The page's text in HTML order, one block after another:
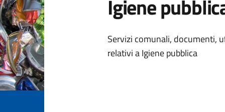
Igiene
Dettagli
Servizi comunali, documenti,
relativi a Igiene pubblica